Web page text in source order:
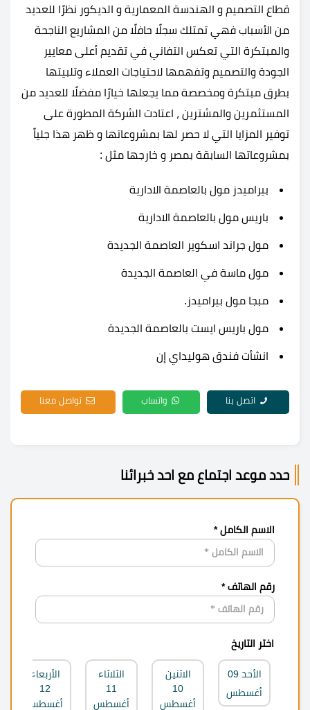
قطاع التصميم و الهندسة المعمارية و الديكور نظرًا للعديد
من الأسباب فهي تمتلك سجلًا حافلًا من المشاريع الناجحة
والمبتكرة التي تعكس التفاني في تقديم أعلى معايير
الجودة والتصميم وتفهمها لاحتياجات العملاء وتلبيتها
بطرق مبتكرة ومخصصة مما يجعلها خيارًا مفضلًا للعديد من
المستثمرين والمشترين ، اعتادت الشركة المطورة على
توفير المزايا التي لا حصر لها بمشروعاتها و ظهر هذا جلياً
بمشروعاتها السابقة بمصر و خارجها مثل :
بيراميدز مول بالعاصمة الادارية
باريس مول بالعاصمة الادارية
مول جراند اسكوير العاصمة الجديدة
مول ماسة في العاصمة الجديدة
مبجا مول بيراميدز .
مول باريس ايست بالعاصمة الجديدة
انشأت فندق هوليداي إن
اتصل بنا واتساب تواصل معنا
حدد موعد اجتماع مع احد خبرائنا
الاسم الكامل *
رقم الهاتف *
اختر التاريخ
الأحد 09
أغسطس
الاثنين
10
أغسطس
الثلاثاء
11
أغسطس
الأربعاء
12
أغسطس